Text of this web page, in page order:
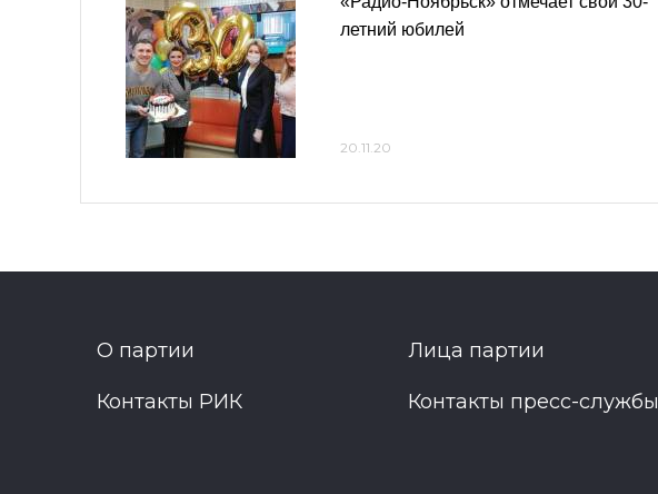
летний юбилей
20.11.20
О партии Лица партии
Контакты РИК Контакты пресс-службы